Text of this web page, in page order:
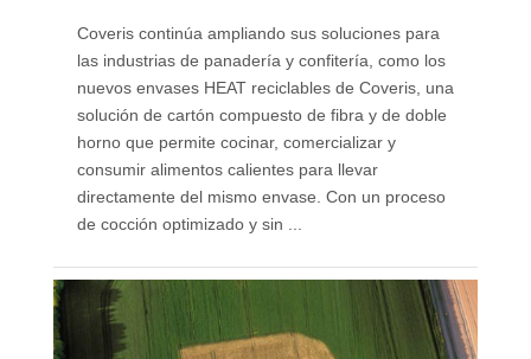
Coveris continúa ampliando sus soluciones para
las industrias de panadería y confitería, como los
nuevos envases HEAT reciclables de Coveris, una
solución de cartón compuesto de fibra y de doble
horno que permite cocinar, comercializar y
consumir alimentos calientes para llevar
directamente del mismo envase. Con un proceso
de cocción optimizado y sin ...